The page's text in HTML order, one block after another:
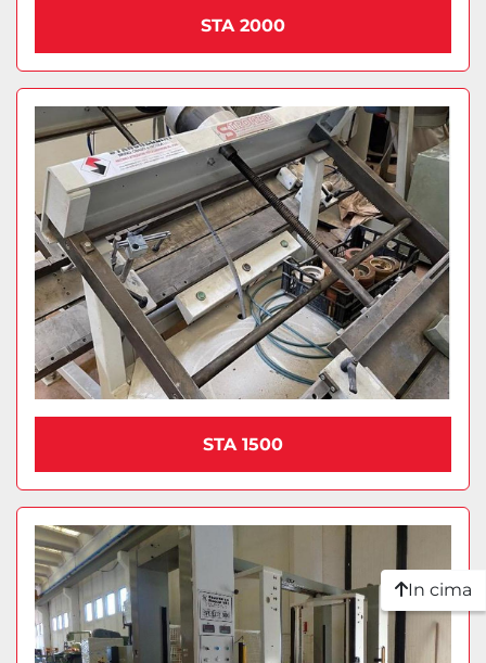
STA 2000
STA 1500
In cima